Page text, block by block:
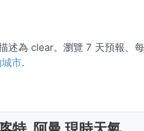
述為 clear。瀏覽 7 天預報、
城市.